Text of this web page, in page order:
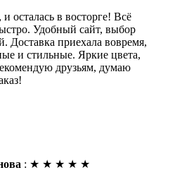
осталась в восторге! Всё
Удобный сайт, выбор
Доставка приехала вовремя,
и стильные. Яркие цвета,
друзьям, думаю
: ★ ★ ★ ★ ★